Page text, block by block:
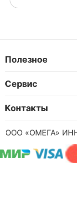
Полезное
Сервис
Контакты
ООО «ОМЕГА» ИНН